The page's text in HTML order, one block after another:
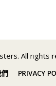
All rights
PRIVACY